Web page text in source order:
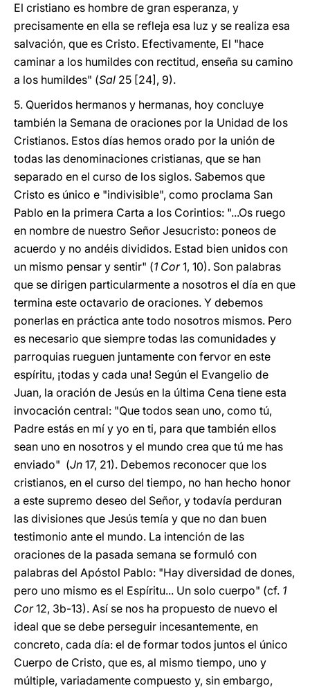
El cristiano es hombre de gran esperanza, y
precisamente en ella se refleja esa luz y se realiza esa
salvación, que es Cristo. Efectivamente, El "hace
caminar a los humildes con rectitud, enseña su camino
a los humildes" (Sal 25 [24], 9).
5. Queridos hermanos y hermanas, hoy concluye
también la Semana de oraciones por la Unidad de los
Cristianos. Estos días hemos orado por la unión de
todas las denominaciones cristianas, que se han
separado en el curso de los siglos. Sabemos que
Cristo es único e "indivisible", como proclama San
Pablo en la primera Carta a los Corintios: "...Os ruego
en nombre de nuestro Señor Jesucristo: poneos de
acuerdo y no andéis divididos. Estad bien unidos con
un mismo pensar y sentir" (1 Cor1, 10). Son palabras
que se dirigen particularmente a nosotros el día en que
termina este octavario de oraciones. Y debemos
ponerlas en práctica ante todo nosotros mismos. Pero
es necesario que siempre todas las comunidades y
parroquias rueguen juntamente con fervor en este
espíritu, ¡todas y cada una! Según el Evangelio de
Juan, la oración de Jesús en la última Cena tiene esta
invocación central: "Que todos sean uno, como tú,
Padre estás en mí y yo en ti, para que también ellos
sean uno en nosotros y el mundo crea que tú me has
enviado" (Jn 17, 21). Debemos reconocer que los
cristianos, en el curso del tiempo, no han hecho honor
a este supremo deseo del Señor, y todavía perduran
las divisiones que Jesús temía y que no dan buen
testimonio ante el mundo. La intención de las
oraciones de la pasada semana se formuló con
palabras del Apóstol Pablo: "Hay diversidad de dones,
pero uno mismo es el Espíritu... Un solo cuerpo" (cf. 1
Cor12, 3b-13). Así se nos ha propuesto de nuevo el
ideal que se debe perseguir incesantemente, en
concreto, cada día: el de formar todos juntos el único
Cuerpo de Cristo, que es, al mismo tiempo, uno y
múltiple, variadamente compuesto y, sin embargo,